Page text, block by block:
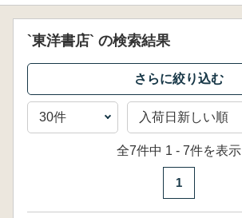
`東洋書店` の検索結果
全7件中 1 - 7件を表示
1